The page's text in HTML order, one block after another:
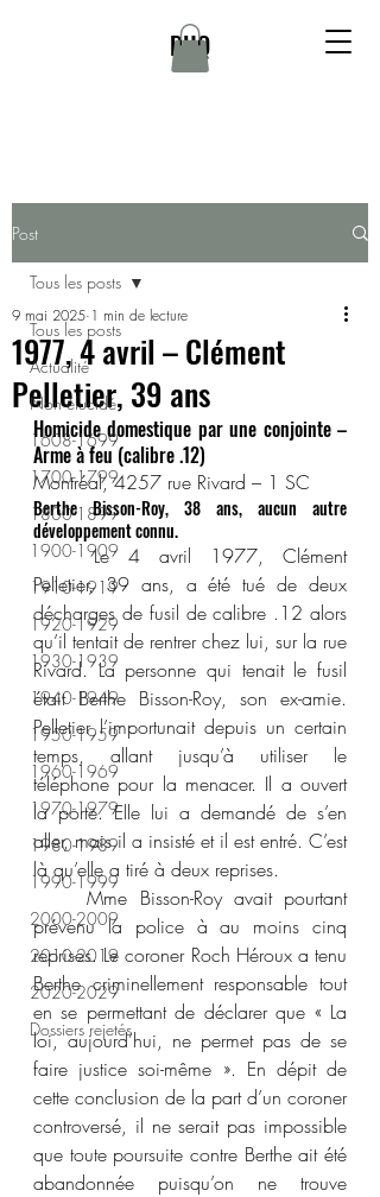
DHQ
Post
Tous les posts
Actualité
Non élucidé
1608-1699
1700-1799
1800-1899
1900-1909
1910-1919
1920-1929
1930-1939
1940-1949
1950-1959
1960-1969
1970-1979
1980-1989
1990-1999
2000-2009
2010-2019
2020-2029
Dossiers rejetés
Tous les posts
1977, 4 avril – Clément
Pelletier, 39 ans
9 mai 2025 1 min de lecture
Homicide domestique par une conjointe –
Arme à feu (calibre .12)
Montréal, 4257 rue Rivard – 1 SC
Berthe Bisson-Roy, 38 ans, aucun autre
développement connu.
	Le 4 avril 1977, Clément
Pelletier, 39 ans, a été tué de deux
décharges de fusil de calibre .12 alors
qu’il tentait de rentrer chez lui, sur la rue
Rivard. La personne qui tenait le fusil
était Berthe Bisson-Roy, son ex-amie.
Pelletier l’importunait depuis un certain
temps, allant jusqu’à utiliser le
téléphone pour la menacer. Il a ouvert
la porte. Elle lui a demandé de s’en
aller, mais il a insisté et il est entré. C’est
là qu’elle a tiré à deux reprises.
	Mme Bisson-Roy avait pourtant
prévenu la police à au moins cinq
reprises. Le coroner Roch Héroux a tenu
Berthe criminellement responsable tout
en se permettant de déclarer que « La
loi, aujourd’hui, ne permet pas de se
faire justice soi-même ». En dépit de
cette conclusion de la part d’un coroner
controversé, il ne serait pas impossible
que toute poursuite contre Berthe ait été
abandonnée puisqu’on ne trouve